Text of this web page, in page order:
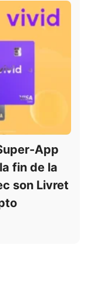
App
fin de la
son Livret